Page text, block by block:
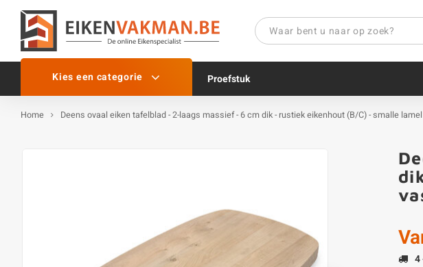
Kies een categorie Proefstuk
Home Deens ovaal eiken tafelblad - 2-laags massief - 6 cm dik - rustiek eikenhout (B/C) - smalle
4